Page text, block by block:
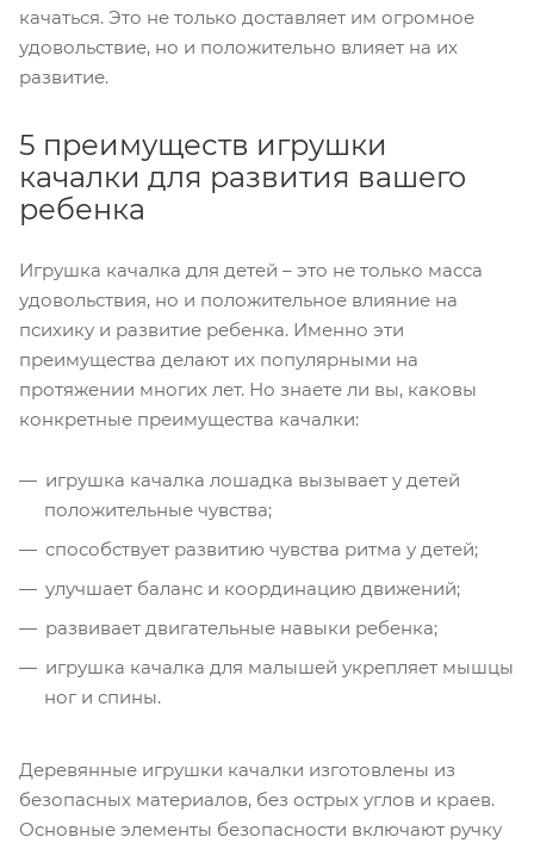
качаться. Это не только доставляет им огромное
удовольствие, но и положительно влияет на их
развитие.
5 преимуществ игрушки
качалки для развития вашего
ребенка
Игрушка качалка для детей – это не только масса
удовольствия, но и положительное влияние на
психику и развитие ребенка. Именно эти
преимущества делают их популярными на
протяжении многих лет. Но знаете ли вы, каковы
конкретные преимущества качалки:
игрушка качалка лошадка вызывает у детей
положительные чувства;
способствует развитию чувства ритма у детей;
улучшает баланс и координацию движений;
развивает двигательные навыки ребенка;
игрушка качалка для малышей укрепляет мышцы
ног и спины.
Деревянные игрушки качалки изготовлены из
безопасных материалов, без острых углов и краев.
Основные элементы безопасности включают ручку